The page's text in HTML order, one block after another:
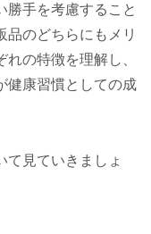
勝手を考慮すること
品のどちらにもメリ
の特徴を理解し、
健康習慣としての成
て見ていきましょ